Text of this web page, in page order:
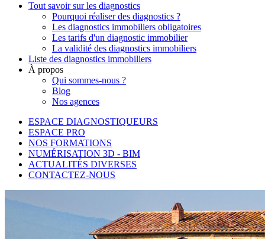
Tout savoir sur les diagnostics
Pourquoi réaliser des diagnostics ?
Les diagnostics immobiliers obligatoires
Les tarifs d'un diagnostic immobilier
La validité des diagnostics immobiliers
Liste des diagnostics immobiliers
À propos
Qui sommes-nous ?
Blog
Nos agences
ESPACE DIAGNOSTIQUEURS
ESPACE PRO
NOS FORMATIONS
NUMÉRISATION 3D - BIM
ACTUALITÉS DIVERSES
CONTACTEZ-NOUS